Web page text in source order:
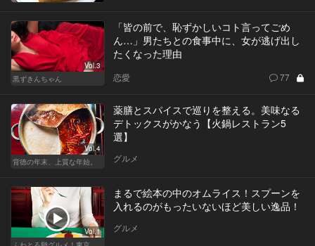
Vol.3
黒ずきんちゃん
「皆の前で、恥ずかしいコト言ってごめ
ん…」男たちとの食事中に、女が逃げ出し
たくなった理由
恋愛 77
Vol.4
背徳の年末、上質な年始。
薬膳とスパイスで巡りを整える。美味なる
デトックスがかなう【火鍋レストラン5
選】
グルメ
Vol.1
まるで絵本の中のオムライス！スプーンを
入れるのがもったいないほど美しい逸品！
グルメ